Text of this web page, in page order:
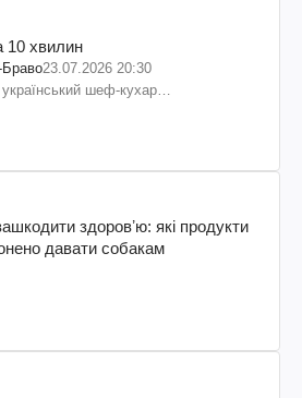
10 хвилин
Браво23.07.2026 20:30
шеф-кухар
здоровʼю: які продукти
давати собакам